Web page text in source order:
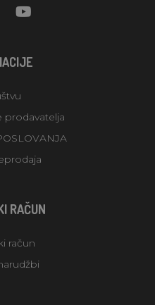
prodavatelja
RAČUN
račun